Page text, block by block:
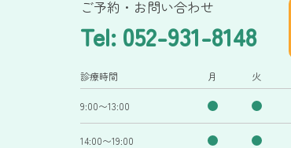
ご予約・お問い合わせ
Tel: 052-931-8148
診療時間 月 火
9:00〜13:00
14:00〜19:00